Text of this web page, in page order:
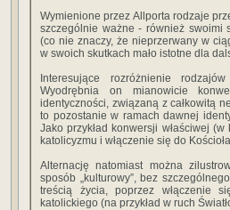
Wymienione przez Allporta rodzaje
szczególnie ważne - również swoimi
(co nie znaczy, że nieprzerwany w
w swoich skutkach mało istotne dla
Interesujące rozróżnienie
Wyodrębnia on mianowicie
identyczności, związaną z całkowitą
to pozostanie w ramach dawnej
Jako przykład konwersji właściwej
katolicyzmu i włączenie się do
Alternację natomiast można
sposób „kulturowy”, bez
treścią życia, poprzez włączenie
katolickiego (na przykład w ruch